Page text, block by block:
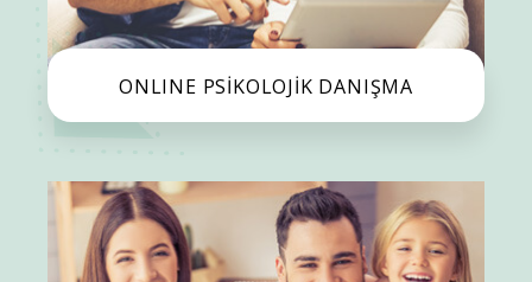
ONLINE PSİKOLOJİK DANIŞMA